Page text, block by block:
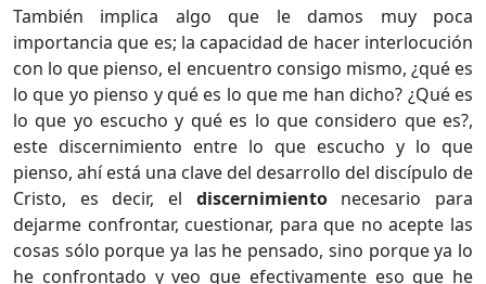
También implica algo que le damos muy poca
importancia que es; la capacidad de hacer interlocución
con lo que pienso, el encuentro consigo mismo, ¿qué es
lo que yo pienso y qué es lo que me han dicho? ¿Qué es
lo que yo escucho y qué es lo que considero que es?,
este discernimiento entre lo que escucho y lo que
pienso, ahí está una clave del desarrollo del discípulo de
Cristo, es decir, el discernimientonecesario para
dejarme confrontar, cuestionar, para que no acepte las
cosas sólo porque ya las he pensado, sino porque ya lo
he confrontado y veo que efectivamente eso que he